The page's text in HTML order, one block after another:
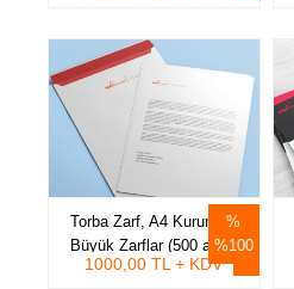
%100
Torba Zarf, A4 Kurumsal
Büyük Zarflar (500 adet)
1000,00 TL + KDV